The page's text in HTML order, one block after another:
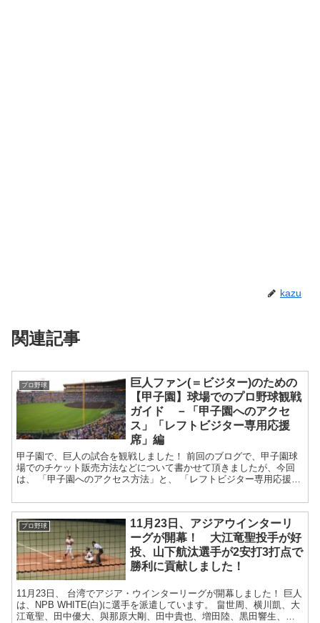
kazu
関連記事
プロ野球
巨人ファン(＝ビジター)のための
【甲子園】球場でのプロ野球観戦
ガイド －「甲子園へのアクセ
ス」「レフトビジター専用応援
席」編
甲子園で、巨人の試合を観戦しました！ 前回のブログで、甲子園球
場でのチケット販売方法などについて書かせて頂きましたが、今回
は、 「甲子園へのアクセス方法」と、 「レフトビジター専用応援
プロ野球
11月23日、アジアウインターリ
ーグが開幕！ 大江竜聖投手が好
投、山下航汰選手が2安打3打点で
勝利に貢献しました！
11月23日、 台湾でアジア・ウインターリーグが開幕しました！ 巨人
は、NPB WHITE(白)に選手を派遣しています。 畠世周、横川凱、大
江竜聖、田中優大、與那原大剛、田中貴也、増田陸、黒田響生、加